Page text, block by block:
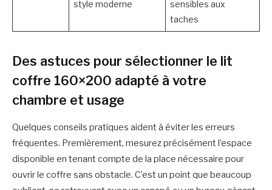
style moderne
sensibles aux
taches
Des astuces pour sélectionner le lit
coffre 160×200 adapté à votre
chambre et usage
Quelques conseils pratiques aident à éviter les erreurs
fréquentes. Premièrement, mesurez précisément l’espace
disponible en tenant compte de la place nécessaire pour
ouvrir le coffre sans obstacle. C’est un point que beaucoup